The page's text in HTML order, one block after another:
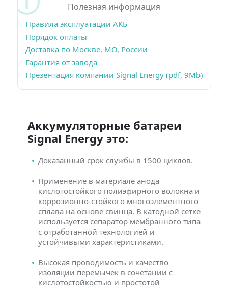
Полезная информация
Правила эксплуатации АКБ
Порядок оплаты
Доставка по Москве, МО, России
Гарантия от завода
Презентация компании Signal Energy (pdf, 9Mb)
Аккумуляторные батареи
Signal Energy это:
Доказанный срок службы в 1500 циклов.
Применение в материале анода
кислотостойкого полиэфирного волокна и
коррозионно-стойкого многоэлементного
сплава на основе свинца. В катодной сетке
используется сепаратор мембранного типа
с отработанной технологией и
устойчивыми характеристиками.
Высокая проводимость и качество
изоляции перемычек в сочетании с
кислотостойкостью и простотой